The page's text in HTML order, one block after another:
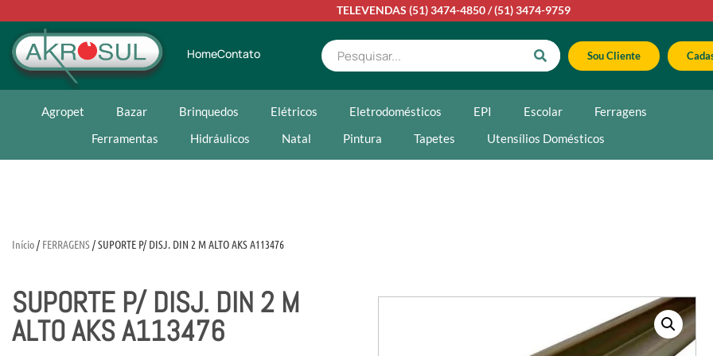
TELEVENDAS (51) 3474-4850/(51) 3474-9759
HomeContato Sou Cliente
Agropet Bazar Brinquedos Elétricos Eletrodomésticos EPI Escolar
Ferragens
Ferramentas
Hidráulicos Natal Pintura Tapetes Utensílios Domésticos
Início/ FERRAGENS/ SUPORTE P/ DISJ. DIN 2 M ALTO AKS A113476
SUPORTE P/ DISJ. DIN 2 M
ALTO AKS A113476